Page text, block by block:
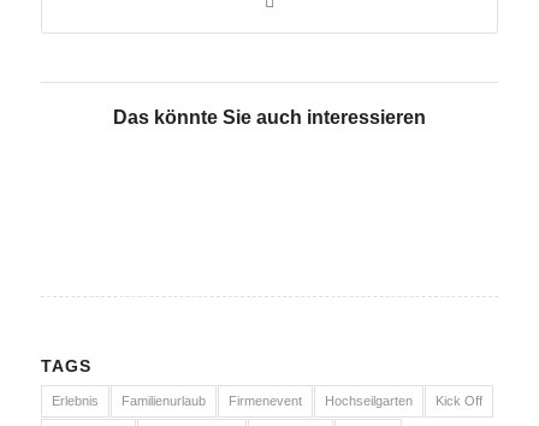
Das könnte Sie auch interessieren
TAGS
Erlebnis Familienurlaub Firmenevent Hochseilgarten Kick Off